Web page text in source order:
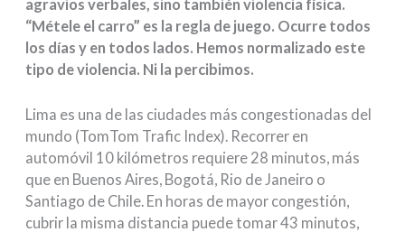
agravios verbales, sino también violencia física.
“Métele el carro” es la regla de juego. Ocurre todos
los días y en todos lados. Hemos normalizado este
tipo de violencia. Ni la percibimos.
Lima es una de las ciudades más congestionadas del
mundo (TomTom Trafic Index). Recorrer en
automóvil 10 kilómetros requiere 28 minutos, más
que en Buenos Aires, Bogotá, Rio de Janeiro o
Santiago de Chile. En horas de mayor congestión,
cubrir la misma distancia puede tomar 43 minutos,